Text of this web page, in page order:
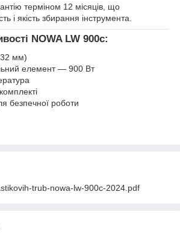
терміном 12 місяців, що
і якість збирання інструмента.
NOWA LW 900c:
32 мм)
елемент — 900 Вт
безпечної роботи
trub-nowa-lw-900c-2024.pdf